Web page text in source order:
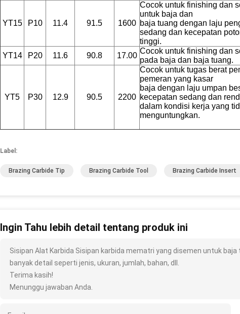
YT15 P10 11.4 91.5 1600
Cocok untuk finishing dan
untuk baja dan
baja tuang dengan laju
sedang dan kecepatan
tinggi.
YT14
P20 11.6 90.8 17.00
Cocok untuk finishing dan
pada baja dan baja tuang.
YT5 P30 12.9 90.5 2200
Cocok untuk tugas berat
pemeran yang kasar
baja dengan laju umpan
kecepatan sedang dan
dalam kondisi kerja yang
menguntungkan.
Label:
Brazing Carbide Tip Brazing Carbide Tool Brazing Carbide Insert
Ingin Tahu lebih detail tentang produk ini
Sisipan Alat Karbida Sisipan karbida mematri yang disemen untuk
banyak detail seperti jenis, ukuran, jumlah, bahan, dll.
Terima kasih!
Menunggu jawaban Anda.